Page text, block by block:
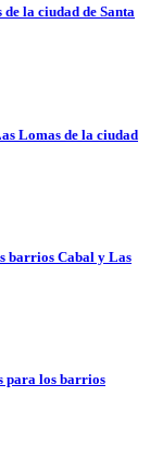
de la ciudad de Santa
Lomas de la ciudad
barrios Cabal y Las
para los barrios